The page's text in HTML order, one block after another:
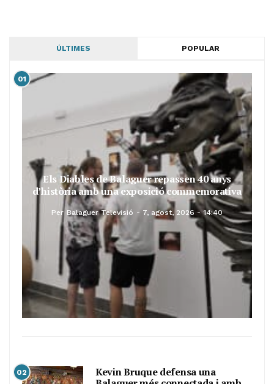
ÚLTIMES POPULAR
01
Els Diables de Balaguer repassen 40 anys
d’història amb una exposició commemorativa
Per Balaguer Televisió 7, agost, 2026 - 14:40
02
Kevin Bruque defensa una